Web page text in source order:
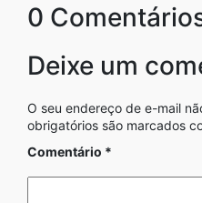
0
Deixe um
O seu endereço de e-mail
obrigatórios são marcados
Comentário *